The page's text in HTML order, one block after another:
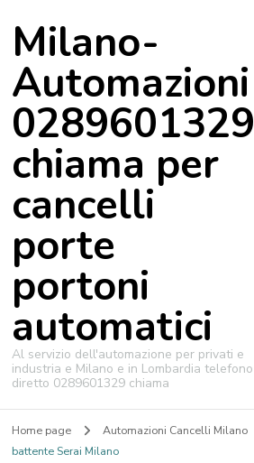
Milano-
Automazioni
0289601329
chiama per
cancelli
porte
portoni
automatici
Al servizio dell'automazione per privati e
industria e Milano e in Lombardia telefono
diretto 0289601329 chiama
Home page Automazioni Cancelli Milano
battente Serai Milano